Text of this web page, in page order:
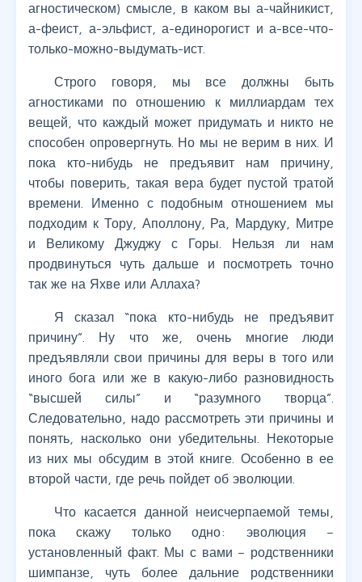
агностическом) смысле, в каком вы а-чайникист,
а-феист, а-эльфист, а-единорогист и а-все-что-
только-можно-выдумать-ист.
Строго говоря, мы все должны быть
агностиками по отношению к миллиардам тех
вещей, что каждый может придумать и никто не
способен опровергнуть. Но мы не верим в них. И
пока кто-нибудь не предъявит нам причину,
чтобы поверить, такая вера будет пустой тратой
времени. Именно с подобным отношением мы
подходим к Тору, Аполлону, Ра, Мардуку, Митре
и Великому Джуджу с Горы. Нельзя ли нам
продвинуться чуть дальше и посмотреть точно
так же на Яхве или Аллаха?
Я сказал “пока кто-нибудь не предъявит
причину”. Ну что же, очень многие люди
предъявляли свои причины для веры в того или
иного бога или же в какую-либо разновидность
“высшей силы” и “разумного творца”.
Следовательно, надо рассмотреть эти причины и
понять, насколько они убедительны. Некоторые
из них мы обсудим в этой книге. Особенно в ее
второй части, где речь пойдет об эволюции.
Что касается данной неисчерпаемой темы,
пока скажу только одно: эволюция –
установленный факт. Мы с вами – родственники
шимпанзе, чуть более дальние родственники